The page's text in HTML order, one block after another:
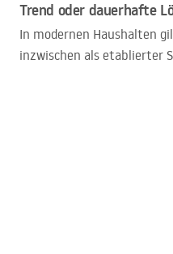
Trend oder dauerhafte
In modernen Haushalten
inzwischen als etablierter